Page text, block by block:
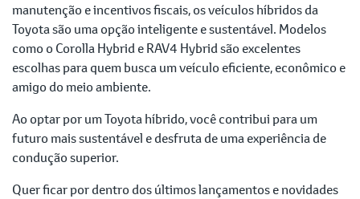
manutenção e incentivos fiscais, os veículos híbridos da
Toyota são uma opção inteligente e sustentável. Modelos
como o Corolla Hybrid e RAV4 Hybrid são excelentes
escolhas para quem busca um veículo eficiente, econômico e
amigo do meio ambiente.
Ao optar por um Toyota híbrido, você contribui para um
futuro mais sustentável e desfruta de uma experiência de
condução superior.
Quer ficar por dentro dos últimos lançamentos e novidades